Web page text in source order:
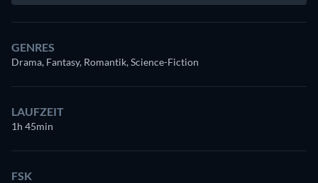
GENRES
Drama, Fantasy, Romantik, Science-Fiction
LAUFZEIT
1h 45min
FSK